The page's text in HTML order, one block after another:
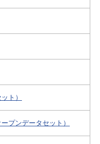
ト）
プンデータセット）